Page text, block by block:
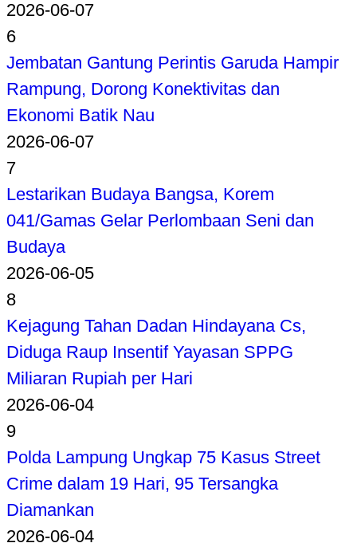
2026-06-07
6
Jembatan Gantung Perintis Garuda Hampir
Rampung, Dorong Konektivitas dan
Ekonomi Batik Nau
2026-06-07
7
Lestarikan Budaya Bangsa, Korem
041/Gamas Gelar Perlombaan Seni dan
Budaya
2026-06-05
8
Kejagung Tahan Dadan Hindayana Cs,
Diduga Raup Insentif Yayasan SPPG
Miliaran Rupiah per Hari
2026-06-04
9
Polda Lampung Ungkap 75 Kasus Street
Crime dalam 19 Hari, 95 Tersangka
Diamankan
2026-06-04